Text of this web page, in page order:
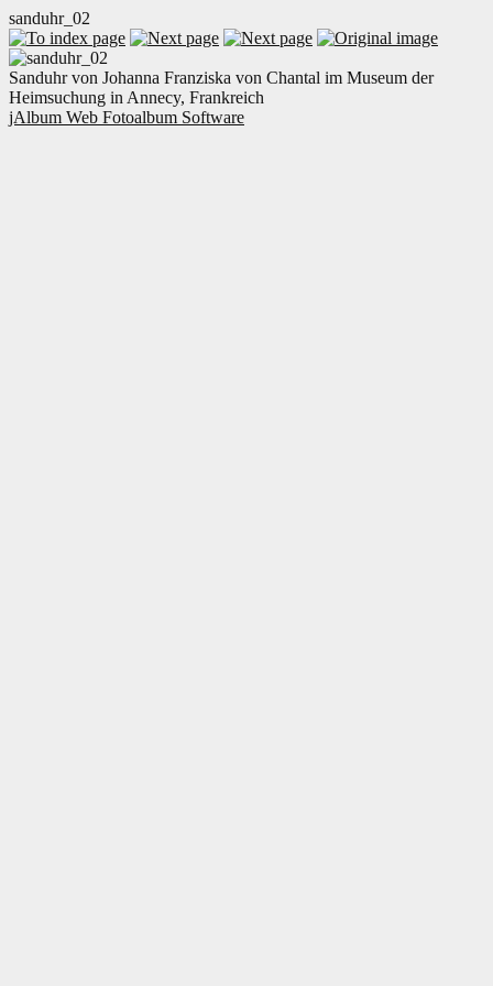
sanduhr_02
Sanduhr von Johanna Franziska von Chantal im Museum der
Heimsuchung in Annecy, Frankreich
jAlbum Web Fotoalbum Software